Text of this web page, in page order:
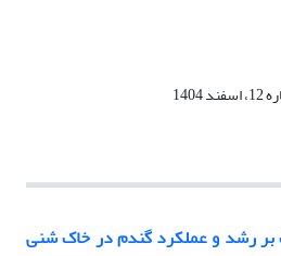
بر رشد و عملکرد گندم در خاک شنی